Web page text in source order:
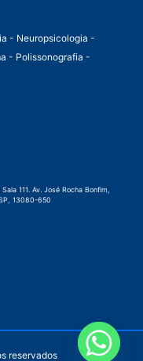
- Neuropsicologia -
- Polissonografia -
111. Av. José Rocha Bonfim,
13080-650
reservados